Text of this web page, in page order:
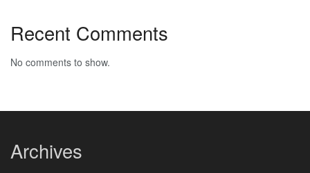
Recent Comments
No comments to show.
Archives